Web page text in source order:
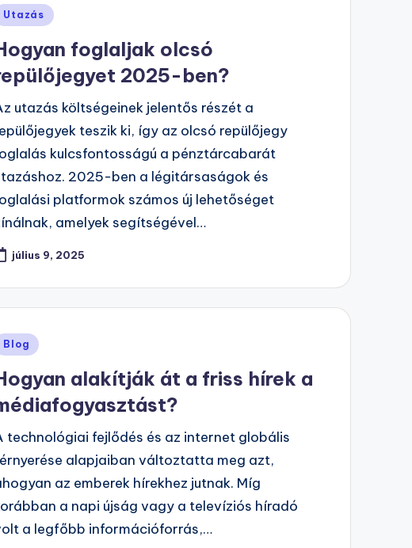
Utazás
foglaljak olcsó
2025-ben?
utazás költségeinek jelentős részét a
teszik ki, így az olcsó repülőjegy
kulcsfontosságú a pénztárcabarát
2025-ben a légitársaságok és
platformok számos új lehetőséget
amelyek segítségével…
július 9, 2025
Blog
alakítják át a friss hírek a
technológiai fejlődés és az internet globális
alapjaiban változtatta meg azt,
az emberek hírekhez jutnak. Míg
a napi újság vagy a televíziós híradó
a legfőbb információforrás,…